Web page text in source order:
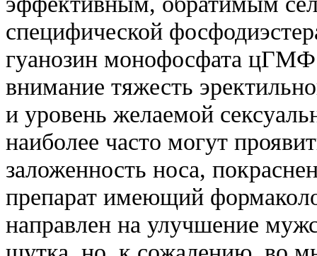
специфической
гуанозин монофосфата
внимание тяжесть
и уровень желаемой
наиболее часто могут
заложенность носа,
препарат имеющий
направлен на улучшение